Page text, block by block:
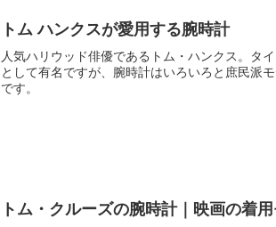
トム ハンクスが愛用する腕時計
人気ハリウッド俳優であるトム・ハンクス。タ
として有名ですが、腕時計はいろいろと庶民派
です。
トム・クルーズの腕時計｜映画の着